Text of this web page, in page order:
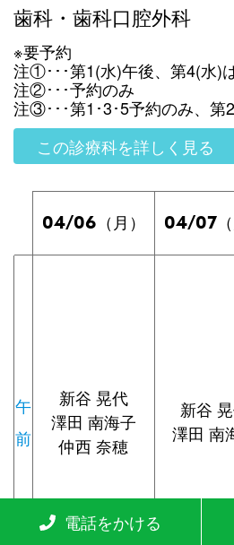
歯科・歯科口腔外科
※要予約
注①･･･第1(水)午後、第4(水)
注②･･･予約のみ
注③･･･第1･3･5予約のみ、第
この診療科を詳しく見る
04/06 （月） 04/07
午
前
新谷 晃代
澤田 南海子
仲西 奈穂
新谷
澤田 南
電話をかける